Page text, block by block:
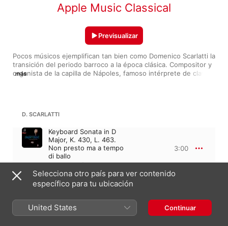
Apple Music Classical
Pocos músicos ejemplifican tan bien como Domenico Scarlatti la
transición del periodo barroco a la época clásica. Compositor y
organista de la capilla de Nápoles, famoso intérprete de clave y
magia y encanto. Disfrútalas en todo su esplendor gracias a las
más
Previsualizar
D. SCARLATTI
Keyboard Sonata in D
Major, K. 430, L. 463.
Non presto ma a tempo
di ballo
Dejan Lazić
3:00
DOMENICO SCARLATTI
Keyboard Sonata in D
Minor, Kk. 1
2:11
Selecciona otro país para ver contenido
específico para tu ubicación
United States Continuar